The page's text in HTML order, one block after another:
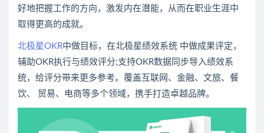
好地把握工作的方向，激发内在潜能，从而在职业生涯中
取得更高的成就。
北极星OKR中做目标，在北极星绩效系统 中做成果评定，
辅助OKR执行与绩效评分;支持OKR数据同步导入绩效系
统，给评分带来更多参考。覆盖互联网、金融、文旅、餐
饮、 贸易、电商等多个领域，携手打造卓越品牌。